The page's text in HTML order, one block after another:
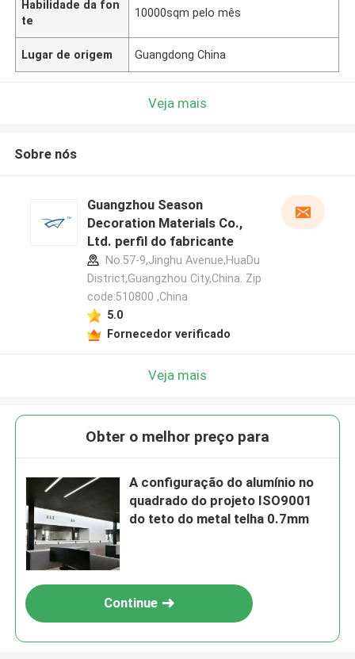
Habilidade da fon
te
10000sqm pelo mês
Lugar de origem Guangdong China
Veja mais
Sobre nós
Guangzhou Season
Decoration Materials Co.,
Ltd. perfil do fabricante
No.57-9,Jinghu Avenue,HuaDu
District,Guangzhou City,China. Zip
code:510800 ,China
5.0
Fornecedor verificado
Veja mais
Obter o melhor preço para
A configuração do alumínio no
quadrado do projeto ISO9001
do teto do metal telha 0.7mm
Continue